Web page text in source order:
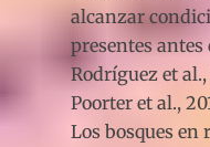
alcanzar
presentes
Rodríguez et al.,
Poorter et al.,
Los bosques en